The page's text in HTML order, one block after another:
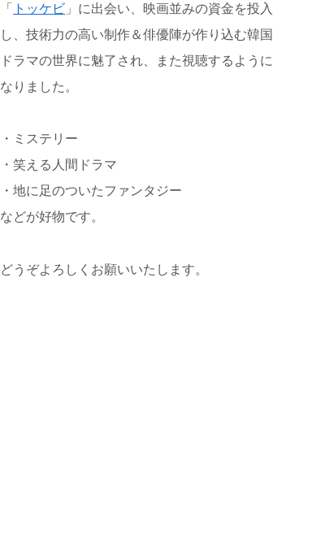
「 トッケビ 」に出会い、映画並みの資金を投入
し、技術力の高い制作＆俳優陣が作り込む韓国
ドラマの世界に魅了され、また視聴するように
なりました。
・ミステリー
・笑える人間ドラマ
・地に足のついたファンタジー
などが好物です。
どうぞよろしくお願いいたします。